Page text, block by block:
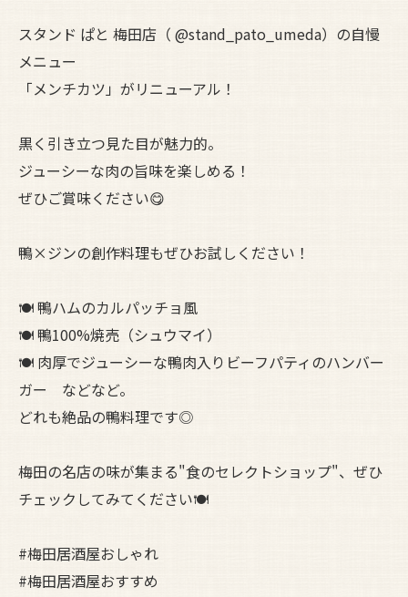
スタンド ぱと 梅田店（ @stand_pato_umeda）の自慢
メニュー
「メンチカツ」がリニューアル！
黒く引き立つ見た目が魅力的。
ジューシーな肉の旨味を楽しめる！
ぜひご賞味ください😋
鴨×ジンの創作料理もぜひお試しください！
🍽️ 鴨ハムのカルパッチョ風
🍽️ 鴨100%焼売（シュウマイ）
🍽️ 肉厚でジューシーな鴨肉入りビーフパティのハンバー
ガー などなど。
どれも絶品の鴨料理です◎
梅田の名店の味が集まる"食のセレクトショップ"、ぜひ
チェックしてみてください🍽️
#梅田居酒屋おしゃれ
#梅田居酒屋おすすめ